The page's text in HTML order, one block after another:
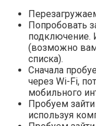
Попробовать
подключение.
(возможно вам
списка).
Сначала
через Wi-Fi,
мобильного
Пробуем
используя